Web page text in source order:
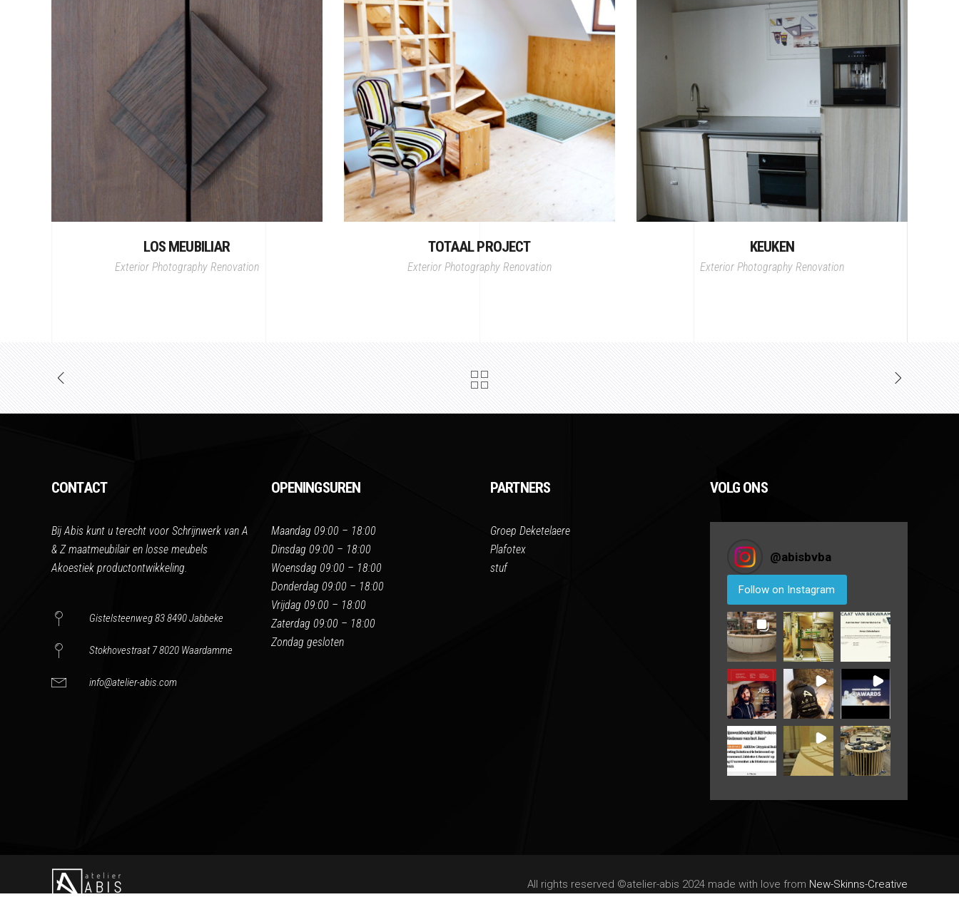
LOS MEUBILIAR
Exterior Photography Renovation
TOTAAL PROJECT
Exterior Photography Renovation
KEUKEN
Exterior Photography Renovation
CONTACT
Bij Abis kunt u terecht voor Schrijnwerk van A
& Z maatmeubilair en losse meubels
Akoestiek productontwikkeling.
Gistelsteenweg 83 8490 Jabbeke
Stokhovestraat 7 8020 Waardamme
info@atelier-abis.com
OPENINGSUREN
Maandag 09:00 – 18:00
Dinsdag 09:00 – 18:00
Woensdag 09:00 – 18:00
Donderdag 09:00 – 18:00
Vrijdag 09:00 – 18:00
Zaterdag 09:00 – 18:00
Zondag gesloten
PARTNERS
Groep Deketelaere
Plafotex
stuf
VOLG ONS
@abisbvba
Follow on Instagram
All rights reserved ©atelier-abis 2024 made with love from New-Skinns-Creative